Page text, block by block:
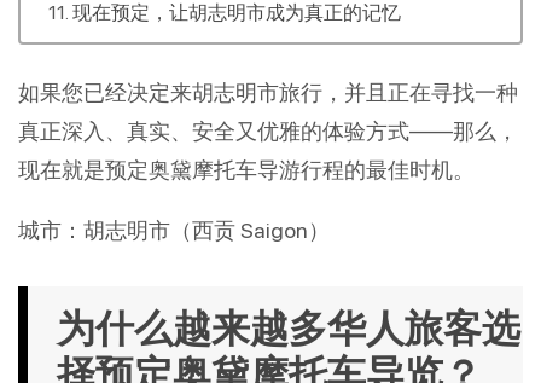
现在预定，让胡志明市成为真正的记忆
如果您已经决定来胡志明市旅行，并且正在寻找一种
真正深入、真实、安全又优雅的体验方式——那么，
现在就是预定奥黛摩托车导游行程的最佳时机。
城市：胡志明市（西贡 Saigon）
为什么越来越多华人旅客选